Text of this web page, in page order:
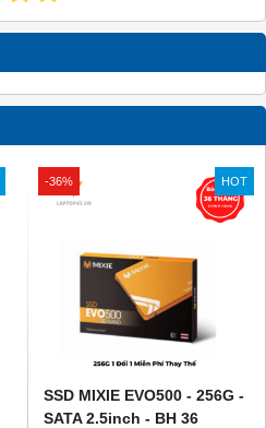
-36% HOT
SSD MIXIE EVO500 - 256G -
SATA 2.5inch - BH 36